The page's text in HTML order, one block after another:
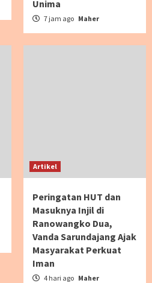
Unima
7 jam ago Maher
Artikel
Peringatan HUT dan
Masuknya Injil di
Ranowangko Dua,
Vanda Sarundajang Ajak
Masyarakat Perkuat
Iman
4 hari ago Maher